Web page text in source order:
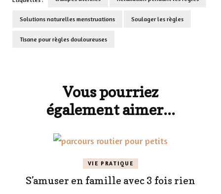
Solutions naturelles menstruations Soulager les règles
Tisane pour règles douloureuses
Vous pourriez
également aimer...
VIE PRATIQUE
S’amuser en famille avec 3 fois rien